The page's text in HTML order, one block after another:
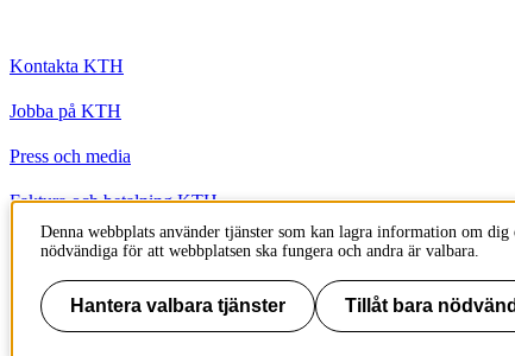
Kontakta KTH
Jobba på KTH
Press och media
Faktura och betalning KTH
Om KTH:s webbplatser
Tillgänglighetsredogörelse
Denna webbplats använder tjänster som kan lagra information om
nödvändiga för att webbplatsen ska fungera och andra är valbara.
Hantera valbara tjänster Tillåt bara